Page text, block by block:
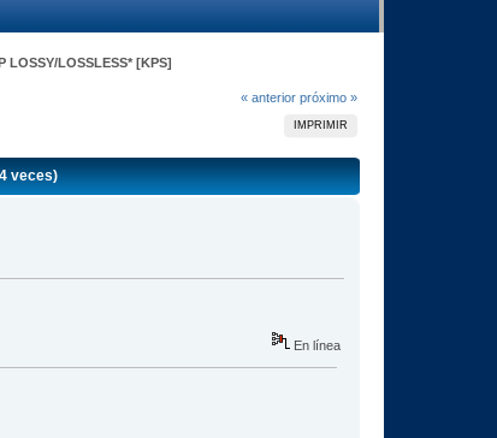
LOSSY/LOSSLESS* [KPS]
« anterior próximo »
IMPRIMIR
veces)
En línea